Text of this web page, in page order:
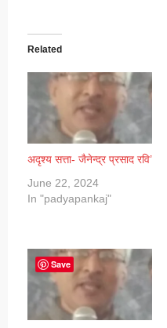
Related
अदृश्य सत्ता- जैनेन्द्र प्रसाद रवि’
June 22, 2024
In "padyapankaj"
Save